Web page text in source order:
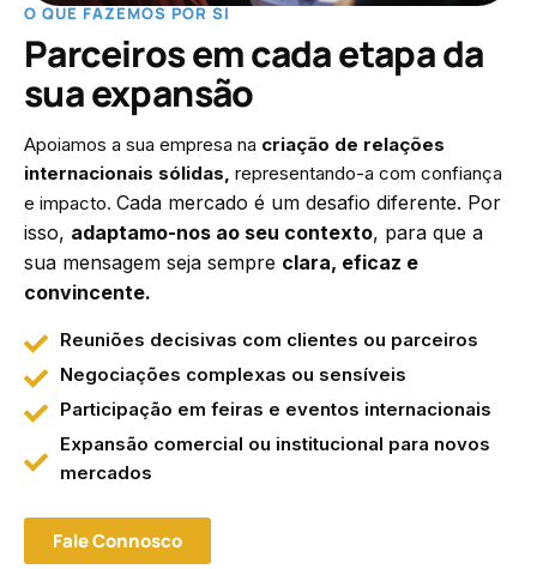
O QUE FAZEMOS POR SI
Parceiros em cada etapa da
sua expansão
Apoiamos a sua empresa na criação de relações
internacionais sólidas, representando-a com confiança
e impacto. Cada mercado é um desafio diferente. Por
isso, adaptamo-nos ao seu contexto, para que a
sua mensagem seja sempre clara, eficaz e
convincente.
Reuniões decisivas com clientes ou parceiros
Negociações complexas ou sensíveis
Participação em feiras e eventos internacionais
Expansão comercial ou institucional para novos
mercados
Fale Connosco